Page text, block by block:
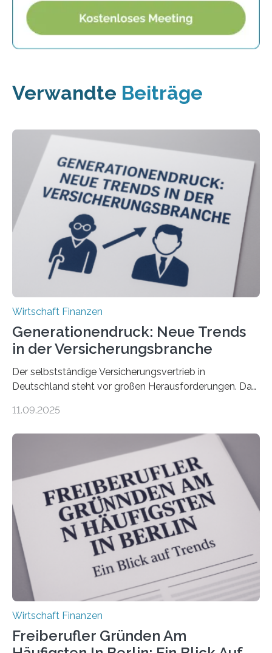
Verwandte Beiträge
Wirtschaft Finanzen
Generationendruck: Neue Trends
in der Versicherungsbranche
Der selbstständige Versicherungsvertrieb in
Deutschland steht vor großen Herausforderungen. Das
Dr. Matthias Beenken und Prof. Dr. Lukas Linnenbrink
Bundesverbands Deutscher Versicherungskaufleute e.V.
durchgeführt haben. Die Studie basiert auf den
Antworten von 1.440 selbstständigen
Versicherungsvertreter*innen und -makler*innen. Ein
Ergebnis: Deutlich mehr als die Hälfte der Befragten ist
über 50 Jahre alt und wird in den nächsten Jahren eine
Nachfolgeregelung benötigen. Aber nur ein Drittel hat
bereits Regelungen…
11.09.2025
Wirtschaft Finanzen
Freiberufler Gründen Am